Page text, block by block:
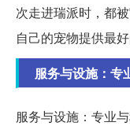
次走进瑞派时，都
自己的宠物提供最
服务与设施：专
服务与设施：专业